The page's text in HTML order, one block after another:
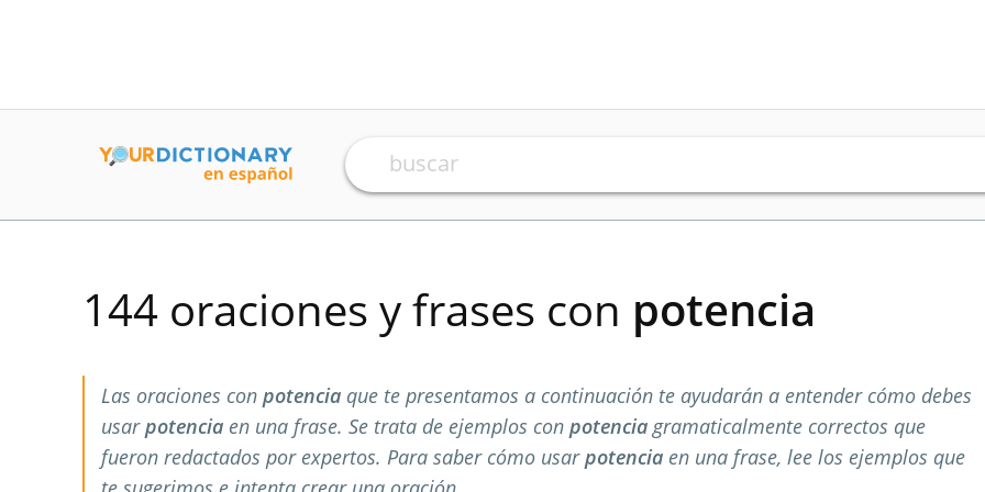
144 oraciones y frases con potencia
Las oraciones con potencia que te presentamos a continuación te ayudarán a entender cómo debes
usarpotencia en una frase. Se trata de ejemplos con potenciagramaticalmente correctos que
fueron redactados por expertos. Para saber cómo usarpotencia en una frase, lee los ejemplos que